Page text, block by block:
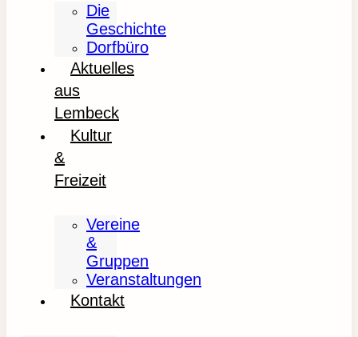
Die
Geschichte
Dorfbüro
Aktuelles
aus
Lembeck
Kultur
&
Freizeit
Vereine
&
Gruppen
Veranstaltungen
Kontakt